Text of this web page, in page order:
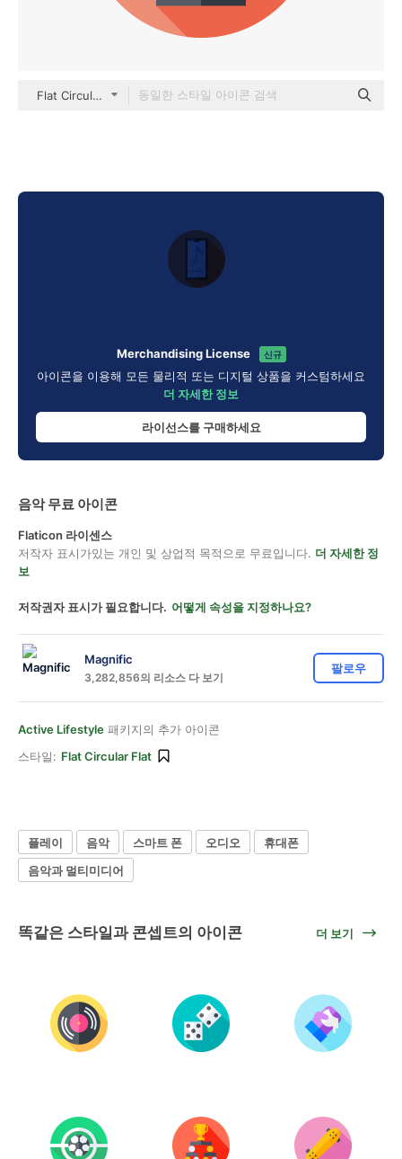
Flat Circular Flat
Merchandising License 신규
아이콘을 이용해 모든 물리적 또는 디지털 상품을 커스텀하세요
더 자세한 정보
라이선스를 구매하세요
음악 무료 아이콘
Flaticon 라이센스
저작자 표시가있는 개인 및 상업적 목적으로 무료입니다. 더 자세한 정
보
저작권자 표시가 필요합니다. 어떻게 속성을 지정하나요?
Magnific
3,282,856의 리소스 다 보기
팔로우
Active Lifestyle 패키지의 추가 아이콘
스타일: Flat Circular Flat
플레이 음악 스마트 폰 오디오
휴대폰
음악과 멀티미디어
똑같은 스타일과 콘셉트의 아이콘 더 보기